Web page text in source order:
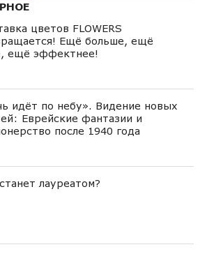
цветов FLOWERS
Ещё больше, ещё
ещё эффектнее!
идёт по небу». Видение новых
Еврейские фантазии и
после 1940 года
лауреатом?